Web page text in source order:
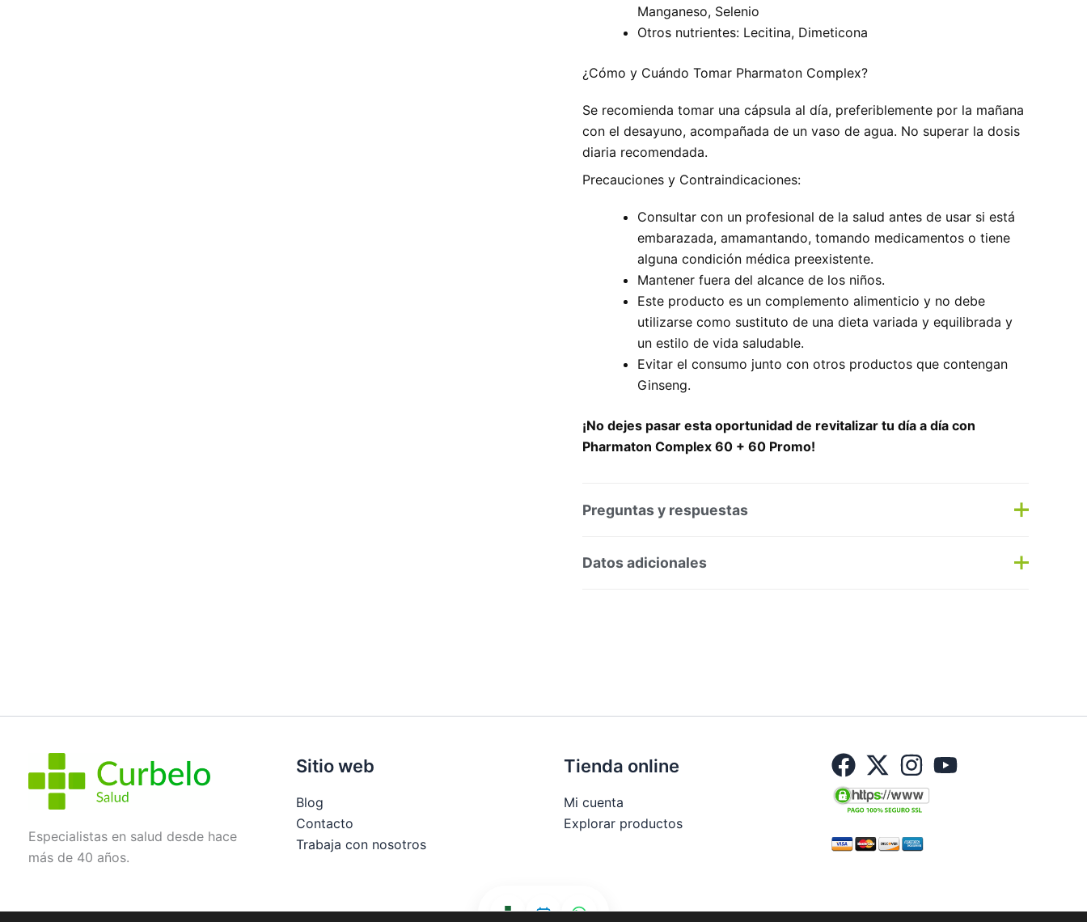
Manganeso, Selenio
Otros nutrientes: Lecitina, Dimeticona
¿Cómo y Cuándo Tomar Pharmaton Complex?
Se recomienda tomar una cápsula al día, preferiblemente por la mañana
con el desayuno, acompañada de un vaso de agua. No superar la dosis
diaria recomendada.
Precauciones y Contraindicaciones:
Consultar con un profesional de la salud antes de usar si está
embarazada, amamantando, tomando medicamentos o tiene
alguna condición médica preexistente.
Mantener fuera del alcance de los niños.
Este producto es un complemento alimenticio y no debe
utilizarse como sustituto de una dieta variada y equilibrada y
un estilo de vida saludable.
Evitar el consumo junto con otros productos que contengan
Ginseng.
¡No dejes pasar esta oportunidad de revitalizar tu día a día con
Pharmaton Complex 60 + 60 Promo!
Preguntas y respuestas
Preguntas y respuestas
Datos adicionales
Especialistas en salud desde hace
más de 40 años.
Sitio web
Blog
Contacto
Trabaja con nosotros
Tienda online
Mi cuenta
Explorar productos